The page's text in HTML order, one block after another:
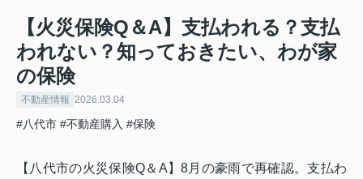
【火災保険Q＆A】支払われる？支払
われない？知っておきたい、わが家
の保険
不動産情報 2026.03.04
#八代市 #不動産購入 #保険
【八代市の火災保険Q＆A】8月の豪雨で再確認。支払わ